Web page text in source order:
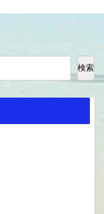
検索